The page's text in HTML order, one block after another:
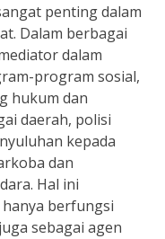
penting dalam
Dalam berbagai
dalam
program sosial,
hukum dan
daerah, polisi
kepada
dan
Hal ini
berfungsi
sebagai agen